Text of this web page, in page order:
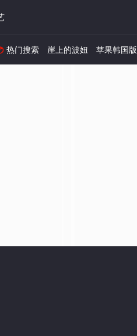
热门搜索 崖上的波妞 苹果韩国版